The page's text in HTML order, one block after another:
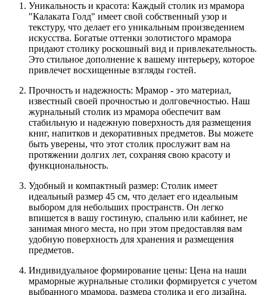
Уникальность и красота: Каждый столик из мрамора
"Калаката Голд" имеет свой собственный узор и
текстуру, что делает его уникальным произведением
искусства. Богатые оттенки золотистого мрамора
придают столику роскошный вид и привлекательность.
Это стильное дополнение к вашему интерьеру, которое
привлечет восхищенные взгляды гостей.
Прочность и надежность: Мрамор - это материал,
известный своей прочностью и долговечностью. Наш
журнальный столик из мрамора обеспечит вам
стабильную и надежную поверхность для размещения
книг, напитков и декоративных предметов. Вы можете
быть уверены, что этот столик прослужит вам на
протяжении долгих лет, сохраняя свою красоту и
функциональность.
Удобный и компактный размер: Столик имеет
идеальный размер 45 см, что делает его идеальным
выбором для небольших пространств. Он легко
впишется в вашу гостиную, спальню или кабинет, не
занимая много места, но при этом предоставляя вам
удобную поверхность для хранения и размещения
предметов.
Индивидуальное формирование цены: Цена на наши
мраморные журнальные столики формируется с учетом
выбранного мрамора, размера столика и его дизайна.